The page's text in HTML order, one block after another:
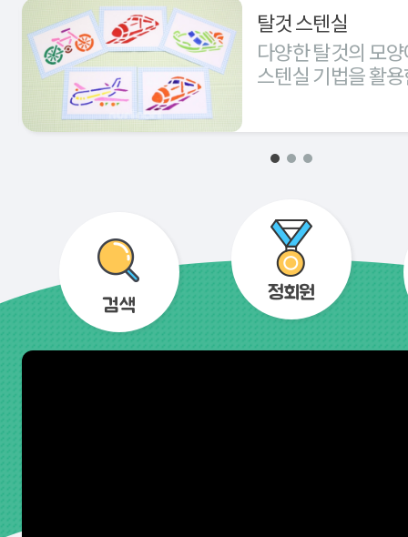
탈것 스텐실
다양한 탈것의 모
스텐실 기법을 활
검색
정회원